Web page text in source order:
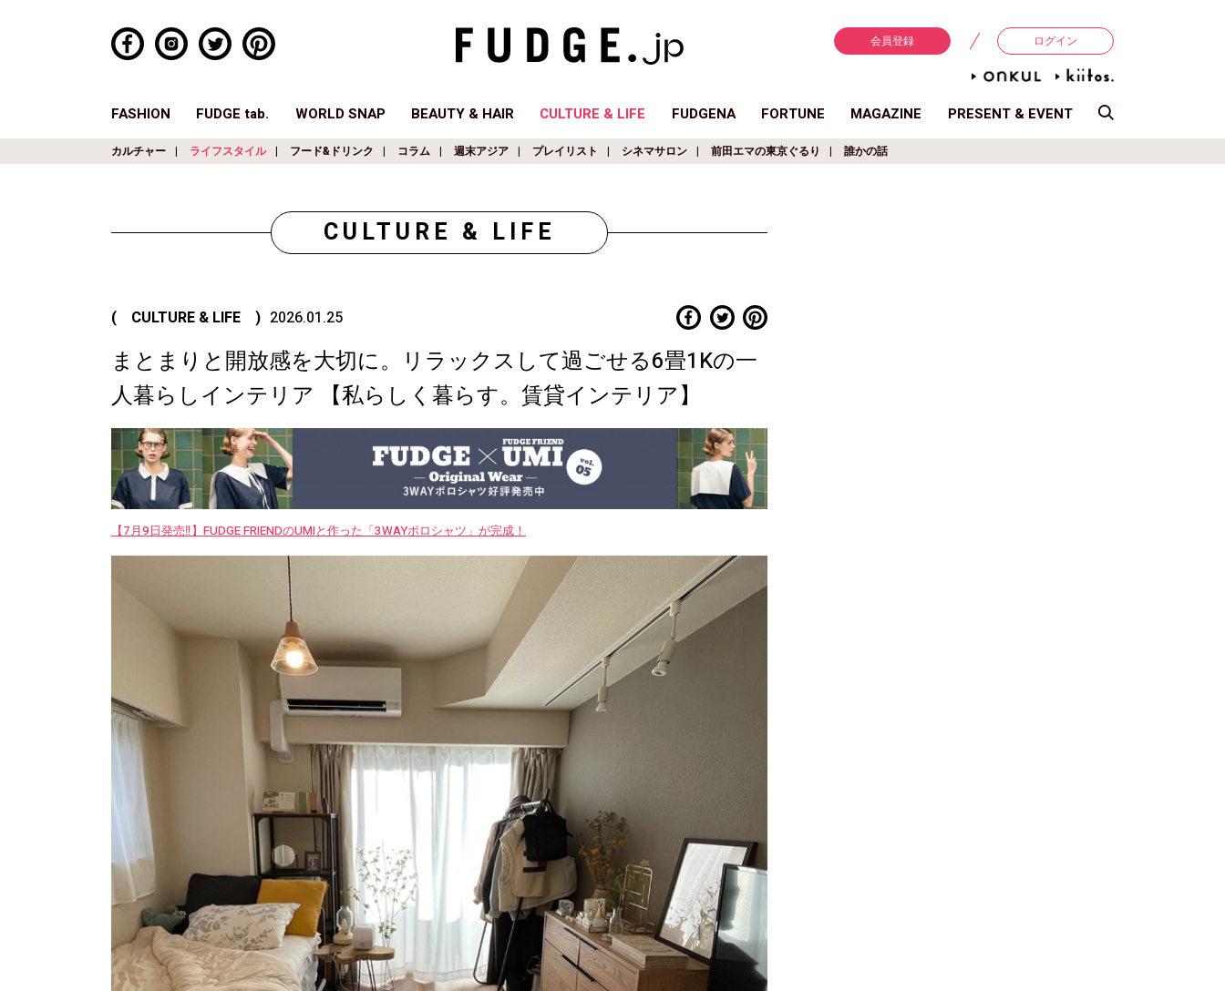
会員登録 ログイン
FASHION FUDGE tab. WORLD SNAP BEAUTY & HAIR CULTURE & LIFE FUDGENA FORTUNE MAGAZINE PRESENT & EVENT
カルチャー ライフスタイル フード&ドリンク コラム 週末アジア プレイリスト シネマサロン 前田エマの東京ぐるり 誰かの話
CULTURE & LIFE
( CULTURE & LIFE ) 2026.01.25
まとまりと開放感を大切に。リラックスして過ごせる6畳1Kの一
人暮らしインテリア 【私らしく暮らす。賃貸インテリア】
【7月9日発売‼︎】FUDGE FRIENDのUMIと作った「3WAYポロシャツ」が完成！